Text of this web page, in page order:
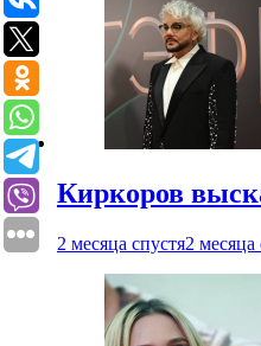
Киркоров
2 месяца спустя2 месяца